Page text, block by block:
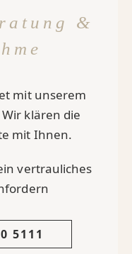
&
mit unserem
klären die
mit Ihnen.
vertrauliches
5111